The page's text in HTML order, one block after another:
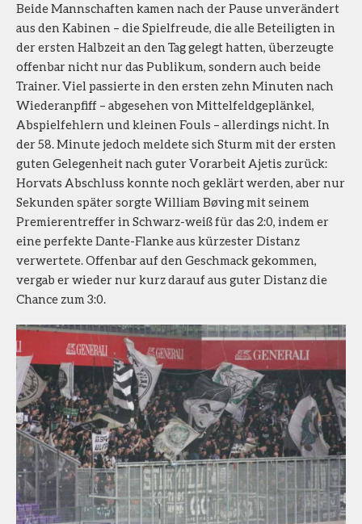
Beide Mannschaften kamen nach der Pause unverändert
aus den Kabinen – die Spielfreude, die alle Beteiligten in
der ersten Halbzeit an den Tag gelegt hatten, überzeugte
offenbar nicht nur das Publikum, sondern auch beide
Trainer. Viel passierte in den ersten zehn Minuten nach
Wiederanpfiff – abgesehen von Mittelfeldgeplänkel,
Abspielfehlern und kleinen Fouls – allerdings nicht. In
der 58. Minute jedoch meldete sich Sturm mit der ersten
guten Gelegenheit nach guter Vorarbeit Ajetis zurück:
Horvats Abschluss konnte noch geklärt werden, aber nur
Sekunden später sorgte William Bøving mit seinem
Premierentreffer in Schwarz-weiß für das 2:0, indem er
eine perfekte Dante-Flanke aus kürzester Distanz
verwertete. Offenbar auf den Geschmack gekommen,
vergab er wieder nur kurz darauf aus guter Distanz die
Chance zum 3:0.